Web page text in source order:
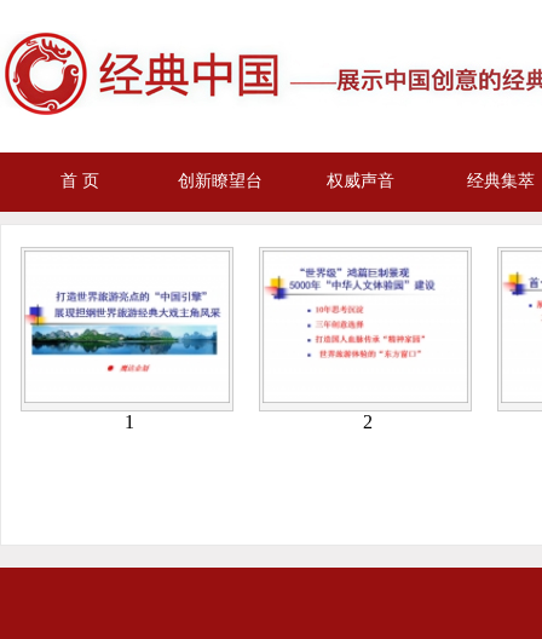
首 页 创新瞭望台 权威声音 经典集萃
1 2